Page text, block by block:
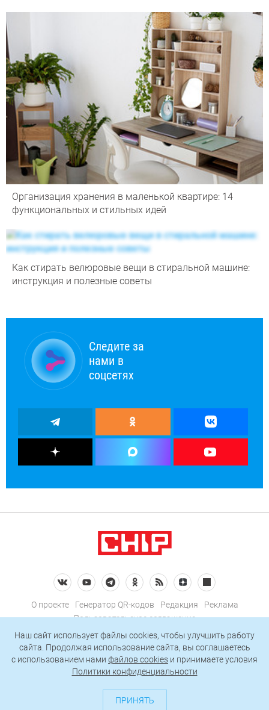
Организация хранения в маленькой квартире: 14
функциональных и стильных идей
Как стирать велюровые вещи в стиральной машине:
инструкция и полезные советы
Следите за
нами в
соцсетях
О проекте Генератор QR-кодов Редакция
Реклама
Пользовательское соглашение
Политика конфиденциальности
Подписаться на рассылку
127018, Москва, ул. Полковая, д. 3, стр. 4, помещение I, комн. 23
Наш сайт использует файлы cookies, чтобы улучшить работу
сайта. Продолжая использование сайта, вы соглашаетесь
c использованием нами файлов cookies и принимаете условия
Политики конфиденциальности
ПРИНЯТЬ